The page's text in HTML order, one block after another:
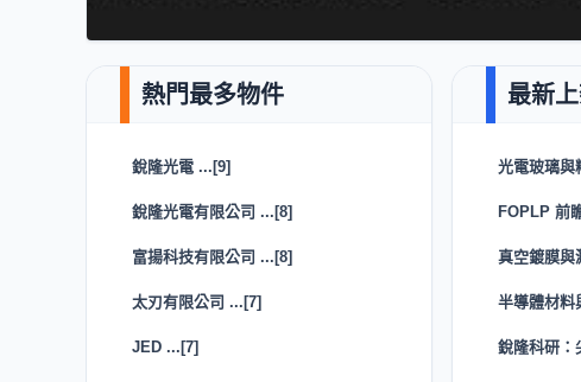
銳隆光電 ...[9]
銳隆光電有限公司 ...[8]
富揚科技有限公司 ...[8]
太刃有限公司 ...[7]
JED ...[7]
光電玻璃與
FOPLP 前
真空鍍膜與
半導體材料
銳隆科研：